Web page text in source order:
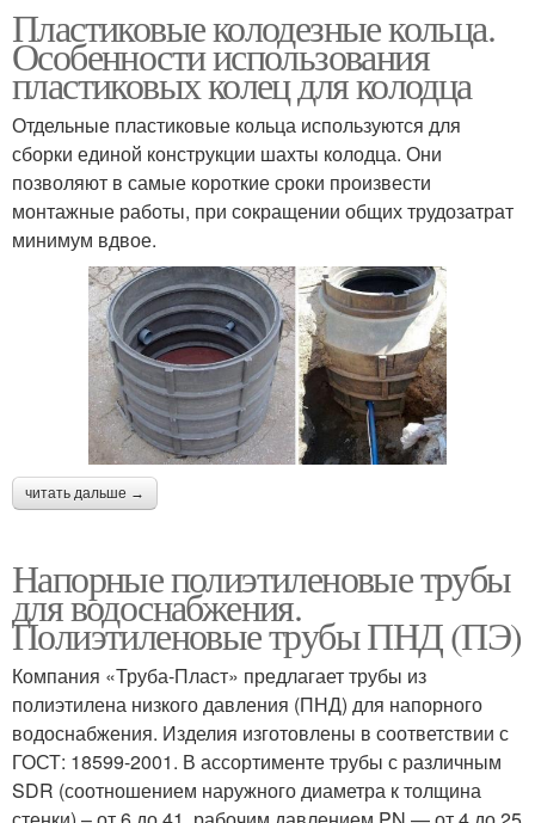
Пластиковые колодезные кольца.
Особенности использования
пластиковых колец для колодца
Отдельные пластиковые кольца используются для
сборки единой конструкции шахты колодца. Они
позволяют в самые короткие сроки произвести
монтажные работы, при сокращении общих трудозатрат
минимум вдвое.
читать дальше →
Напорные полиэтиленовые трубы
для водоснабжения.
Полиэтиленовые трубы ПНД (ПЭ)
Компания «Труба-Пласт» предлагает трубы из
полиэтилена низкого давления (ПНД) для напорного
водоснабжения. Изделия изготовлены в соответствии с
ГОСТ: 18599-2001. В ассортименте трубы с различным
SDR (соотношением наружного диаметра к толщина